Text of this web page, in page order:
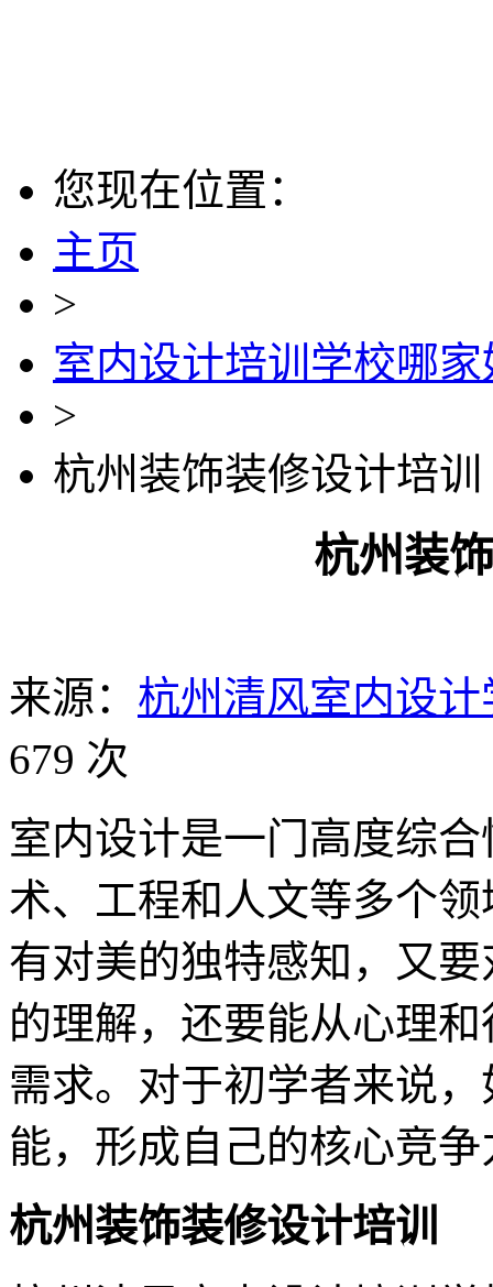
您现在位置：
主页
>
室内设计培训学校哪家
>
杭州装饰装修设计培训
杭州装
来源： 杭州清风室内设计
679 次
室内设计是一门高度综
术、工程和人文等多个
有对美的独特感知，又
的理解，还要能从心理
需求。对于初学者来说
能，形成自己的核心竞
杭州装饰装修设计培训